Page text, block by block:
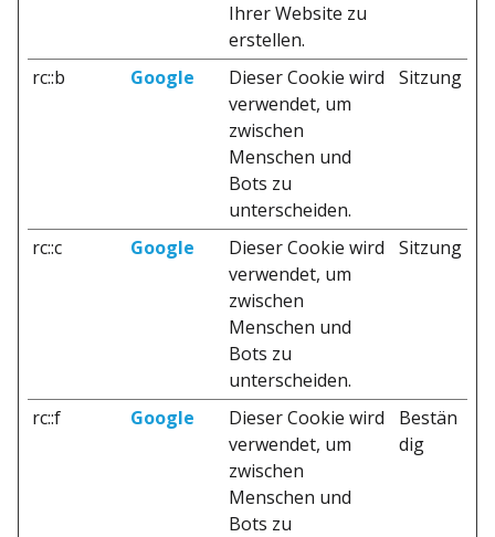
Ihrer Website zu
erstellen.
rc::b Google
Dieser Cookie wird
verwendet, um
zwischen
Menschen und
Bots zu
unterscheiden.
Sitzung
rc::c Google
Dieser Cookie wird
verwendet, um
zwischen
Menschen und
Bots zu
unterscheiden.
Sitzung
rc::f Google
Dieser Cookie wird
verwendet, um
zwischen
Menschen und
Bots zu
Bestän
dig